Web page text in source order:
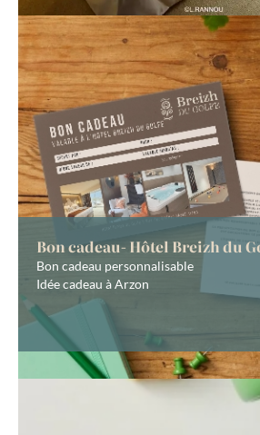
Bon cadeau- Hôtel Breizh du
Bon cadeau personnalisable
Idée cadeau à Arzon